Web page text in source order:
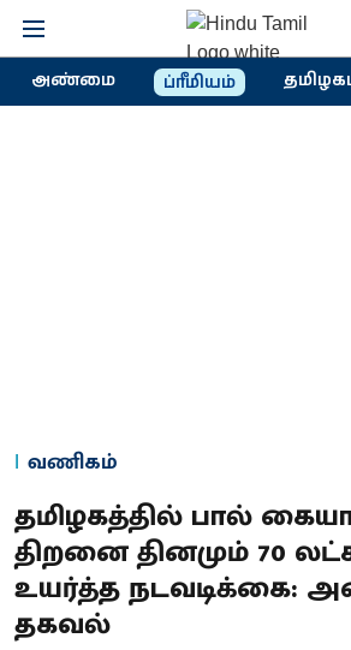
அண்மை ப்ரீமியம்
வணிகம்
தமிழகத்தில் பால்
திறனை தினமும் 70
உயர்த்த நடவடிக்கை:
தகவல்